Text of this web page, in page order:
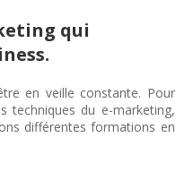
qui
en veille constante. Pour
du e-marketing,
différentes formations en